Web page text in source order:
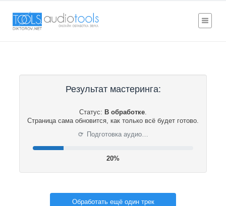
Результат мастеринга:
Статус: В обработке.
Страница сама обновится, как только всё будет готово.
⟳ Подготовка аудио…
21%
Обработать ещё один трек